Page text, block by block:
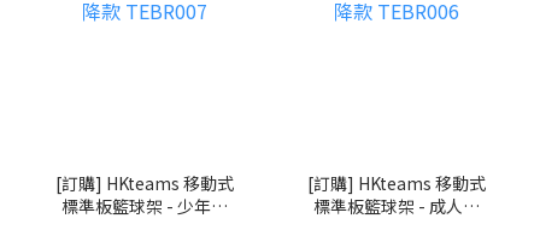
[訂購] HKteams 移動式
標準板籃球架 - 少年升
[訂購] HKteams 移動式
標準板籃球架 - 成人升